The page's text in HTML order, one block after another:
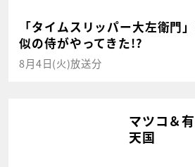
「タイムスリッパー大左衛門
似の侍がやってきた!?
8月4日(火)放送分
マツコ＆
天国